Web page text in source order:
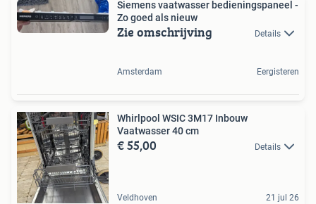
Siemens vaatwasser bedieningspaneel -
Zo goed als nieuw
Zie omschrijving Details
Amsterdam Eergisteren
Whirlpool WSIC 3M17 Inbouw
Vaatwasser 40 cm
€ 55,00 Details
Veldhoven 21 jul 26